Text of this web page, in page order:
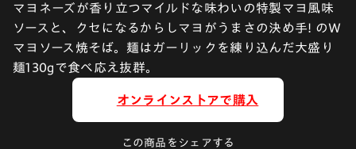
マヨネーズが香り立つマイルドな味わいの特製マヨ風味
ソースと、クセになるからしマヨがうまさの決め手! のＷ
マヨソース焼そば。麺はガーリックを練り込んだ大盛り
麺130gで食べ応え抜群。
オンラインストアで購入
この商品をシェアする